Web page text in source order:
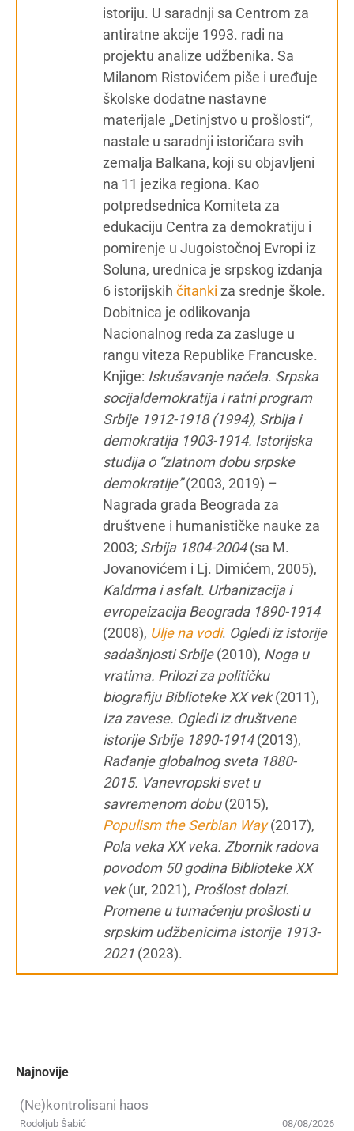
istoriju. U saradnji sa Centrom za
antiratne akcije 1993. radi na
projektu analize udžbenika. Sa
Milanom Ristovićem piše i uređuje
školske dodatne nastavne
materijale „Detinjstvo u prošlosti“,
nastale u saradnji istoričara svih
zemalja Balkana, koji su objavljeni
na 11 jezika regiona. Kao
potpredsednica Komiteta za
edukaciju Centra za demokratiju i
pomirenje u Jugoistočnoj Evropi iz
Soluna, urednica je srpskog izdanja
6 istorijskih čitanki za srednje škole.
Dobitnica je odlikovanja
Nacionalnog reda za zasluge u
rangu viteza Republike Francuske.
Knjige: Iskušavanje načela. Srpska
socijaldemokratija i ratni program
Srbije 1912-1918 (1994), Srbija i
demokratija 1903-1914. Istorijska
studija o “zlatnom dobu srpske
demokratije”(2003, 2019) –
Nagrada grada Beograda za
društvene i humanističke nauke za
2003; Srbija 1804-2004(sa M.
Jovanovićem i Lj. Dimićem, 2005),
Kaldrma i asfalt. Urbanizacija i
evropeizacija Beograda 1890-1914
(2008), Ulje na vodi. Ogledi iz istorije
sadašnjosti Srbije(2010), Noga u
vratima. Prilozi za političku
biografiju Biblioteke XX vek(2011),
Iza zavese. Ogledi iz društvene
istorije Srbije 1890-1914(2013),
Rađanje globalnog sveta 1880-
2015. Vanevropski svet u
savremenom dobu(2015),
Populism the Serbian Way(2017),
Pola veka XX veka. Zbornik radova
povodom 50 godina Biblioteke XX
vek(ur, 2021), Prošlost dolazi.
Promene u tumačenju prošlosti u
srpskim udžbenicima istorije 1913-
2021 (2023).
Najnovije
(Ne)kontrolisani haos
08/08/2026
Rodoljub Šabić